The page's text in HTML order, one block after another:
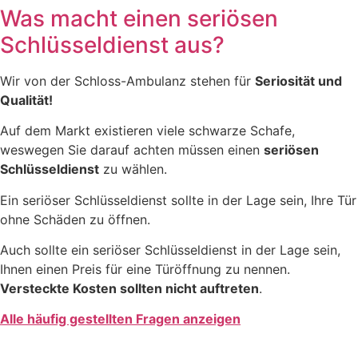
Was macht einen seriösen
Schlüsseldienst aus?
Wir von der Schloss-Ambulanz stehen für Seriosität und
Qualität!
Auf dem Markt existieren viele schwarze Schafe,
weswegen Sie darauf achten müssen einen seriösen
Schlüsseldienst zu wählen.
Ein seriöser Schlüsseldienst sollte in der Lage sein, Ihre Tür
ohne Schäden zu öffnen.
Auch sollte ein seriöser Schlüsseldienst in der Lage sein,
Ihnen einen Preis für eine Türöffnung zu nennen.
Versteckte Kosten sollten nicht auftreten.
Alle häufig gestellten Fragen anzeigen